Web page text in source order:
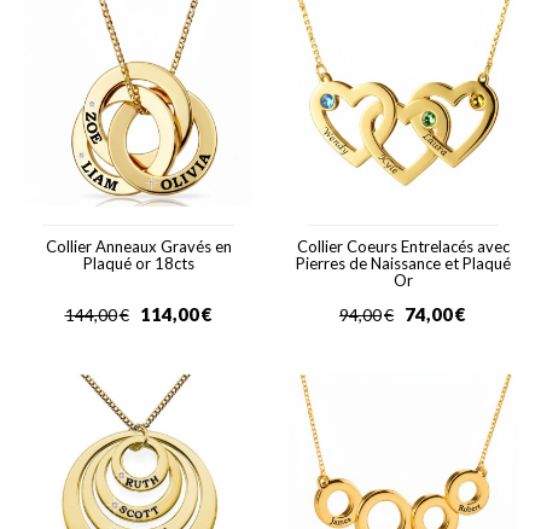
Collier Anneaux Gravés en
Plaqué or 18cts
€
144,00 €
114,00
Collier Coeurs Entrelacés avec
Pierres de Naissance et Plaqué
Or
€
94,00 €
74,00